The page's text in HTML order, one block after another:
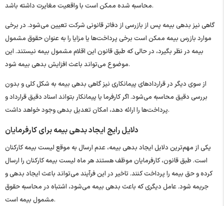
محاسبه شده ممکن است با واقعیت مغایرت داشته باشد.
گاهی نیز بدهی بیمه پس از بازرسی از دفاتر قانونی شرکت تعیین می‌شود. در برخی
موارد بازرس بیمه ممکن است برخی پرداخت‌ها یا مزایا را به عنوان حقوق مشمول
بیمه در نظر بگیرد، در حالی که طبق قانون این اقلام مشمول بیمه نیستند. این
موضوع می‌تواند باعث افزایش بدهی بیمه شود.
از سوی دیگر در قراردادهای پیمانکاری نیز گاهی بدهی بیمه به شکل کلی و بدون
بررسی دقیق محاسبه می‌شود. اگر کارفرما یا پیمانکار بتواند اسناد دقیق قرارداد و
پرداخت‌ها را ارائه دهد، امکان تعدیل بدهی وجود خواهد داشت.
دلایل رایج ایجاد بدهی بیمه برای کارفرمایان
یکی از مهم‌ترین دلایل ایجاد بدهی بیمه، عدم ارسال به ‌موقع لیست بیمه کارکنان
است. طبق قانون، کارفرمایان موظف هستند هر ماه لیست بیمه کارکنان را ارسال
کرده و حق بیمه را پرداخت کنند. تاخیر در این فرآیند می‌تواند باعث ایجاد بدهی و
جریمه شود. عامل دیگری که باعث بدهی بیمه می‌شود، اشتباه در محاسبه حقوق
مشمول بیمه است.